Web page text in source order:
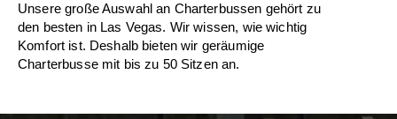
Unsere große Auswahl an Charterbussen gehört zu
den besten in Las Vegas. Wir wissen, wie wichtig
Komfort ist. Deshalb bieten wir geräumige
Charterbusse mit bis zu 50 Sitzen an.